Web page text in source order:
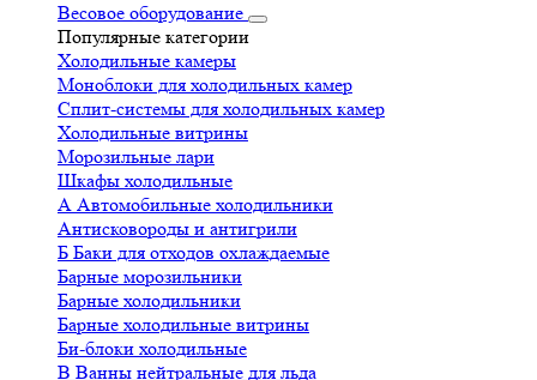
Весовое оборудование
Популярные категории
Холодильные камеры
Моноблоки для холодильных камер
Сплит-системы для холодильных камер
Холодильные витрины
Морозильные лари
Шкафы холодильные
А Автомобильные холодильники
Антисковороды и антигрили
Б Баки для отходов охлаждаемые
Барные морозильники
Барные холодильники
Барные холодильные витрины
Би-блоки холодильные
В Ванны нейтральные для льда